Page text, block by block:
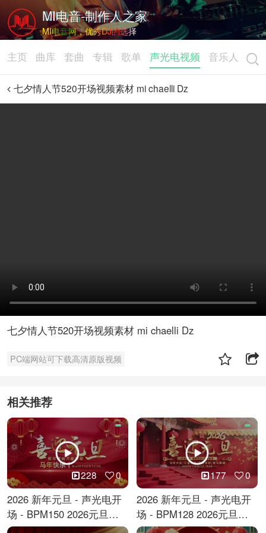
MI电音-制作人之家
MI电音网，优秀DJ的选择
主页 曲库 套曲 专辑 歌单 声光电视频 音乐人
七夕情人节520开场视频素材 mi chaelli Dz
七夕情人节520开场视频素材 mi chaelli Dz
PC端网站可下载高清原版视频
相关推荐
228 0
2026 新年元旦 - 声光电开
场 - BPM150 2026元旦跨
年倒计时
177 0
2026 新年元旦 - 声光电开
场 - BPM128 2026元旦马
年